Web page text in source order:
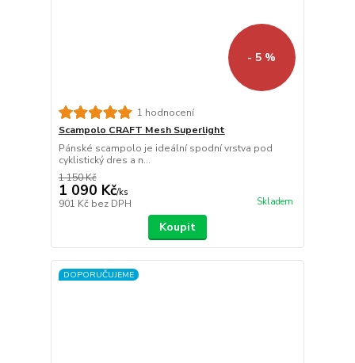
- 5 %
1 hodnocení
Scampolo CRAFT Mesh Superlight
Pánské scampolo je ideální spodní vrstva pod
cyklistický dres a n...
1 150 Kč
1 090 Kč/ks
901 Kč bez DPH Skladem
Koupit
DOPORUČUJEME